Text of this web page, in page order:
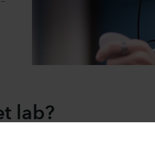
lab?
je aan het juiste adres voor
onderzoek naar hoe XR in te